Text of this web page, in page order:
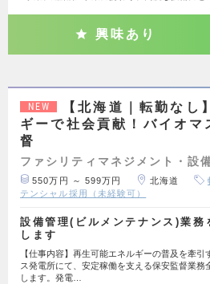
興味あり
NEW
【北海道｜転勤なし
ギーで社会貢献！バイオマ
督
ファシリティマネジメント・設
550万円 ～ 599万円 北海道
テンシャル採用（未経験可）
設備管理(ビルメンテナンス)業務
します
【仕事内容】再生可能エネルギーの普及を牽引
ス発電所にて、安定稼働を支える保安監督業務
します。発電…